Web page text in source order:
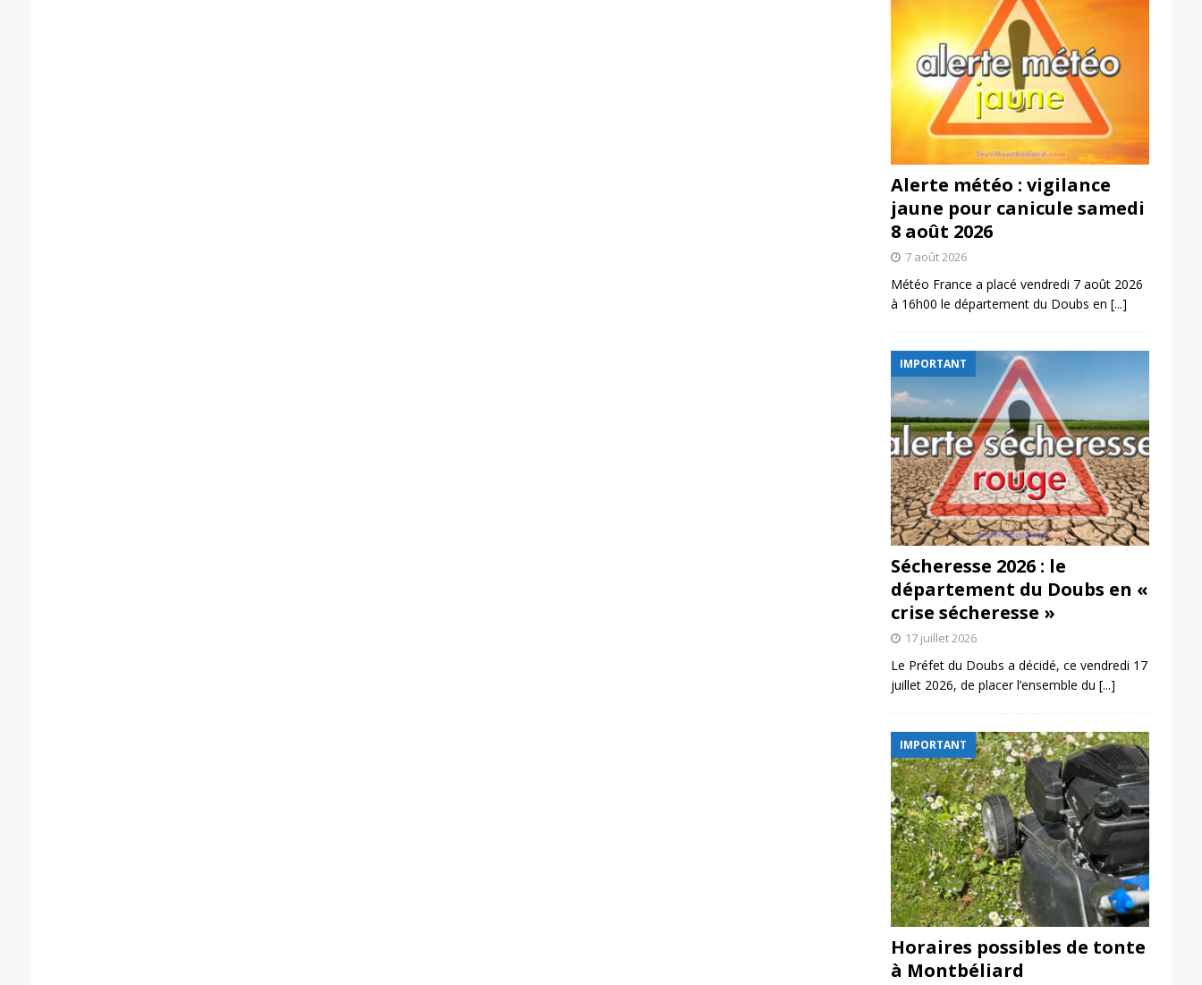
Alerte météo : vigilance
jaune pour canicule samedi
8 août 2026
7 août 2026
Météo France a placé vendredi 7 août 2026
à 16h00 le département du Doubs en [...]
IMPORTANT
Sécheresse 2026 : le
département du Doubs en «
crise sécheresse »
17 juillet 2026
Le Préfet du Doubs a décidé, ce vendredi 17
juillet 2026, de placer l’ensemble du [...]
IMPORTANT
Horaires possibles de tonte
à Montbéliard